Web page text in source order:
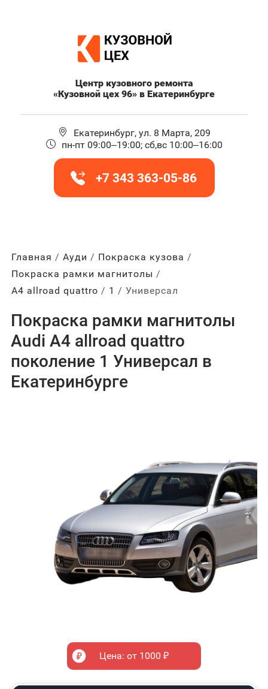
Центр кузовного ремонта
«Кузовной цех 96» в Екатеринбурге
Екатеринбург, ул. 8 Марта, 209
пн-пт 09:00–19:00; сб,вс 10:00–16:00
+7 343 363-05-86
Главная Ауди
Покраска кузова
Покраска рамки магнитолы
A4 allroad quattro
1 Универсал
Покраска рамки магнитолы
Audi A4 allroad quattro
поколение 1 Универсал в
Екатеринбурге
Цена: от 1000 ₽